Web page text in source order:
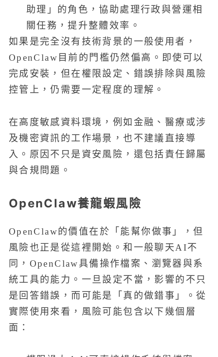
助理」的角色，協助處理行政與營運相
關任務，提升整體效率。
如果是完全沒有技術背景的一般使用者，
OpenClaw目前的門檻仍然偏高。即使可以
完成安裝，但在權限設定、錯誤排除與風險
控管上，仍需要一定程度的理解。
在高度敏感資料環境，例如金融、醫療或涉
及機密資訊的工作場景，也不建議直接導
入。原因不只是資安風險，還包括責任歸屬
與合規問題。
OpenClaw養龍蝦風險
OpenClaw的價值在於「能幫你做事」，但
風險也正是從這裡開始。和一般聊天AI不
同，OpenClaw具備操作檔案、瀏覽器與系
統工具的能力。一旦設定不當，影響的不只
是回答錯誤，而可能是「真的做錯事」。從
實際使用來看，風險可能包含以下幾個層
面：